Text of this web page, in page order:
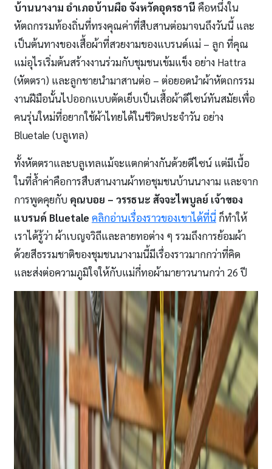
บ้านนางาม อำเภอบ้านผือ จังหวัดอุดรธานี คือหนึ่งใน
หัตถกรรมท้องถิ่นที่ทรงคุณค่าที่สืบสานต่อมาจนถึงวันนี้ และ
เป็นต้นทางของเสื้อผ้าที่สวยงามของแบรนด์แม่ – ลูก ที่คุณ
แม่อุไรเริ่มต้นสร้างงานร่วมกับชุมชนเข้มแข็ง อย่าง Hattra
(หัตตรา) และลูกชายนำมาสานต่อ – ต่อยอดนำผ้าหัตถกรรม
งานฝีมือนั้นไปออกแบบตัดเย็บเป็นเสื้อผ้าดีไซน์ทันสมัยเพื่อ
คนรุ่นใหม่ที่อยากใช้ผ้าไทยได้ในชีวิตประจำวัน อย่าง
Bluetale (บลูเทล)
ทั้งหัตตราและบลูเทลแม้จะแตกต่างกันด้วยดีไซน์ แต่มีเนื้อ
ในที่ล้ำค่าคือการสืบสานงานผ้าทอชุมชนบ้านนางาม และจาก
การพูดคุยกับ คุณบอย – วรรธนะ สัจจะไพบูลย์ เจ้าของ
แบรนด์ Bluetaleคลิกอ่านเรื่องราวของเขาได้ที่นี่ ก็ทำให้
เราได้รู้ว่า ผ้าเบญจวิถีและลายทอต่าง ๆ รวมถึงการย้อมผ้า
ด้วยสีธรรมชาติของชุมชนนางามนี้มีเรื่องราวมากกว่าที่คิด
และส่งต่อความภูมิใจให้กับแม่กี่ทอผ้ามายาวนานกว่า 26 ปี